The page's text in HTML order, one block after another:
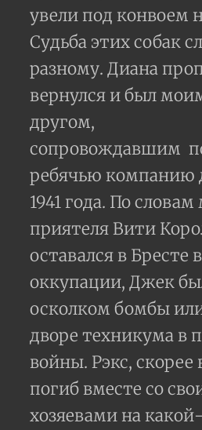
увели под конвоем
Судьба этих собак
разному. Диана
вернулся и был
другом,
сопровождавшим
ребячью компанию
1941 года. По словам
приятеля Вити
оставался в Бресте
оккупации, Джек
осколком бомбы
дворе техникума в
войны. Рэкс, скорее
погиб вместе со
хозяевами на